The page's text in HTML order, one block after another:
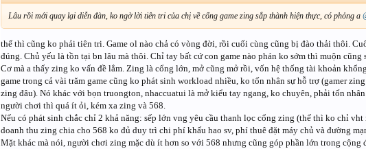
Lâu rồi mới quay lại diễn đàn, ko ngờ lời tiên tri của chị về cổng game zing sắp thành hiện thực, có phỏng a
thế thì cũng ko phải tiên tri. Game ol nào chả có vòng đời, rồi cuối cùng cũng bị đào thải thôi.
đúng. Chủ yếu là tồn tại bn lâu mà thôi. Chỉ tay bất cứ con game nào phán ko sớm thì muộn cũng
Cơ mà a thấy zing ko vấn đề lắm. Zing là cổng lớn, mở cũng mở rồi, vốn hệ thống tài khoản
game trong cả vài trăm game cũng ko phát sinh workload nhiều, ko tốn nhân sự hỗ trợ (gamer
zing đâu). Nó khác với bọn truongton, nhaccuatui là mở kiểu tay ngang, ko chuyên, phải tốn
người chơi thì quá ít ỏi, kém xa zing và 568.
Nếu có phát sinh chắc chỉ 2 khả năng: sếp lớn vng yêu cầu thanh lọc cổng zing (thế thì ko chỉ
doanh thu zing chia cho 568 ko đủ duy trì chi phí khấu hao sv, phí thuê đặt máy chủ và đường
Mặt khác mà nói, người chơi zing mặc dù ít hơn so với 568 nhưng cũng góp phần lớn trong cộng